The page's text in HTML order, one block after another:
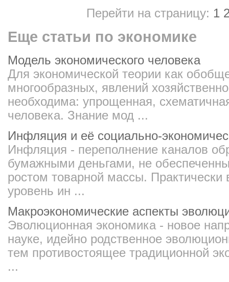
Перейти на страницу: 1
Еще статьи по экономике
Модель экономического человека
Для экономической теории как
многообразных, явлений
необходима: упрощенная,
человека. Знание мод ...
Инфляция и её социально-
Инфляция - переполнение каналов
бумажными деньгами, не
ростом товарной массы. Практически
уровень ин ...
Макроэкономические аспекты
Эволюционная экономика - новое
науке, идейно родственное
тем противостоящее традиционной
...